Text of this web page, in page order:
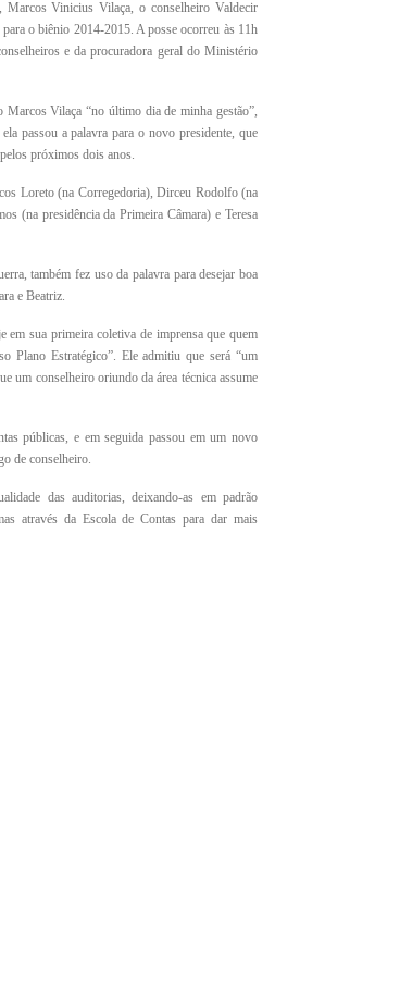
Marcos Vinicius Vilaça, o conselheiro Valdecir
o biênio 2014-2015. A posse ocorreu às 11h
e da procuradora geral do Ministério
Marcos Vilaça “no último dia de minha gestão”,
passou a palavra para o novo presidente, que
próximos dois anos.
Loreto (na Corregedoria), Dirceu Rodolfo (na
(na presidência da Primeira Câmara) e Teresa
também fez uso da palavra para desejar boa
e Beatriz.
sua primeira coletiva de imprensa que quem
Plano Estratégico”. Ele admitiu que será “um
um conselheiro oriundo da área técnica assume
públicas, e em seguida passou em um novo
de conselheiro.
das auditorias, deixando-as em padrão
através da Escola de Contas para dar mais